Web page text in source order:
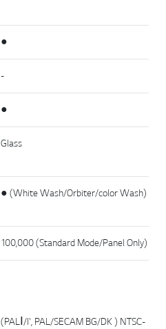
●
-
●
Glass
● (White Wash/Orbiter/color Wash)
100,000 (Standard Mode/Panel Only)
(PALⅠ/I', PAL/SECAM BG/DK ) NTSC-